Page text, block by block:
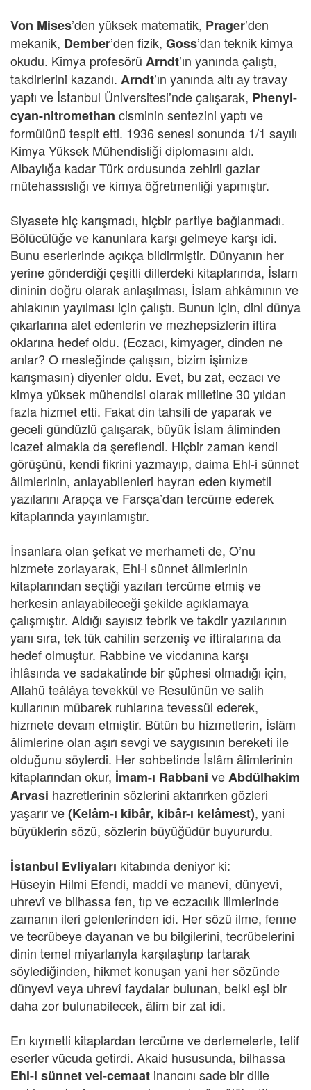
Von Mises’den yüksek matematik, Prager’den
mekanik, Dember’den fizik, Goss’dan teknik kimya
okudu. Kimya profesörü Arndt’ın yanında çalıştı,
takdirlerini kazandı. Arndt’ın yanında altı ay travay
yaptı ve İstanbul Üniversitesi’nde çalışarak, Phenyl-
cyan-nitromethan cisminin sentezini yaptı ve
formülünü tespit etti. 1936 senesi sonunda 1/1 sayılı
Kimya Yüksek Mühendisliği diplomasını aldı.
Albaylığa kadar Türk ordusunda zehirli gazlar
mütehassıslığı ve kimya öğretmenliği yapmıştır.
Siyasete hiç karışmadı, hiçbir partiye bağlanmadı.
Bölücülüğe ve kanunlara karşı gelmeye karşı idi.
Bunu eserlerinde açıkça bildirmiştir. Dünyanın her
yerine gönderdiği çeşitli dillerdeki kitaplarında, İslam
dininin doğru olarak anlaşılması, İslam ahkâmının ve
ahlakının yayılması için çalıştı. Bunun için, dini dünya
çıkarlarına alet edenlerin ve mezhepsizlerin iftira
oklarına hedef oldu. (Eczacı, kimyager, dinden ne
anlar? O mesleğinde çalışsın, bizim işimize
karışmasın) diyenler oldu. Evet, bu zat, eczacı ve
kimya yüksek mühendisi olarak milletine 30 yıldan
fazla hizmet etti. Fakat din tahsili de yaparak ve
geceli gündüzlü çalışarak, büyük İslam âliminden
icazet almakla da şereflendi. Hiçbir zaman kendi
görüşünü, kendi fikrini yazmayıp, daima Ehl-i sünnet
âlimlerinin, anlayabilenleri hayran eden kıymetli
yazılarını Arapça ve Farsça’dan tercüme ederek
kitaplarında yayınlamıştır.
İnsanlara olan şefkat ve merhameti de, O’nu
hizmete zorlayarak, Ehl-i sünnet âlimlerinin
kitaplarından seçtiği yazıları tercüme etmiş ve
herkesin anlayabileceği şekilde açıklamaya
çalışmıştır. Aldığı sayısız tebrik ve takdir yazılarının
yanı sıra, tek tük cahilin serzeniş ve iftiralarına da
hedef olmuştur. Rabbine ve vicdanına karşı
ihlâsında ve sadakatinde bir şüphesi olmadığı için,
Allahü teâlâya tevekkül ve Resulünün ve salih
kullarının mübarek ruhlarına tevessül ederek,
hizmete devam etmiştir. Bütün bu hizmetlerin, İslâm
âlimlerine olan aşırı sevgi ve saygısının bereketi ile
olduğunu söylerdi. Her sohbetinde İslâm âlimlerinin
kitaplarından okur, İmam-ı Rabbani veAbdülhakim
Arvasi hazretlerinin sözlerini aktarırken gözleri
yaşarır ve(Kelâm-ı kibâr, kibâr-ı kelâmest), yani
büyüklerin sözü, sözlerin büyüğüdür buyururdu.
İstanbul Evliyaları kitabında deniyor ki:
Hüseyin Hilmi Efendi, maddî ve manevî, dünyevî,
uhrevî ve bilhassa fen, tıp ve eczacılık ilimlerinde
zamanın ileri gelenlerinden idi. Her sözü ilme, fenne
ve tecrübeye dayanan ve bu bilgilerini, tecrübelerini
dinin temel miyarlarıyla karşılaştırıp tartarak
söylediğinden, hikmet konuşan yani her sözünde
dünyevi veya uhrevî faydalar bulunan, belki eşi bir
daha zor bulunabilecek, âlim bir zat idi.
En kıymetli kitaplardan tercüme ve derlemelerle, telif
eserler vücuda getirdi. Akaid hususunda, bilhassa
Ehl-i sünnet vel-cemaat inancını sade bir dille